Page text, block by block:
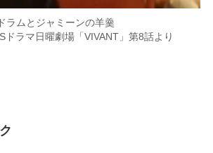
ドラムとジャミーンの羊羹
ドラマ日曜劇場「VIVANT」第8話より